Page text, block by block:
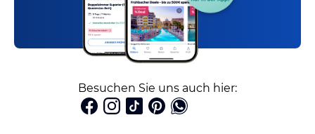
Besuchen Sie uns auch hier: